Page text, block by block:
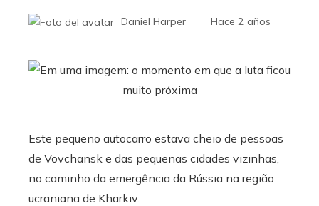
Daniel Harper Hace 2 años
Este pequeno autocarro estava cheio de pessoas
de Vovchansk e das pequenas cidades vizinhas,
no caminho da emergência da Rússia na região
ucraniana de Kharkiv.